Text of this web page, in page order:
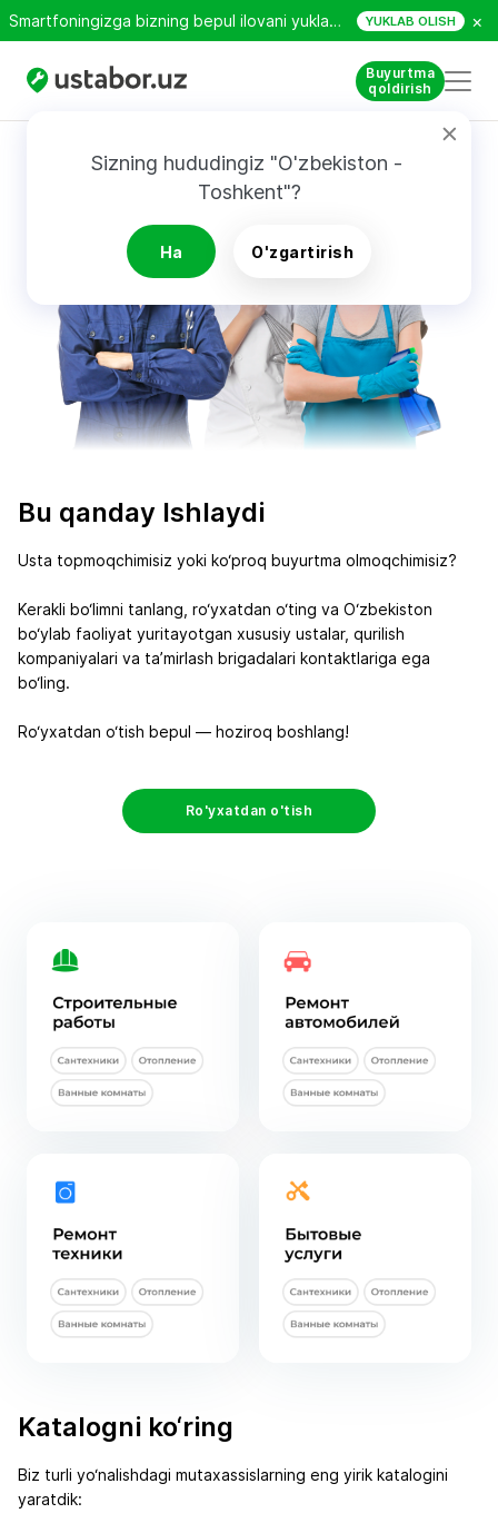
Smartfoningizga bizning bepul ilovani yuklab oling! YUKLAB OLISH ×
Buyurtma
qoldirish
Sizning hududingiz "O'zbekiston -
Toshkent"?
Ha O'zgartirish
Bu qanday Ishlaydi
Usta topmoqchimisiz yoki ko‘proq buyurtma olmoqchimisiz?
Kerakli bo‘limni tanlang, ro‘yxatdan o‘ting va O‘zbekiston
bo‘ylab faoliyat yuritayotgan xususiy ustalar, qurilish
kompaniyalari va ta’mirlash brigadalari kontaktlariga ega
bo‘ling.
Ro‘yxatdan o‘tish bepul — hoziroq boshlang!
Ro'yxatdan o'tish
Katalogni ko‘ring
Biz turli yo‘nalishdagi mutaxassislarning eng yirik katalogini
yaratdik: